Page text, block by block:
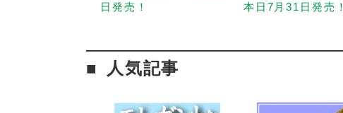
日発売！
本日7月31日発売！
人気記事